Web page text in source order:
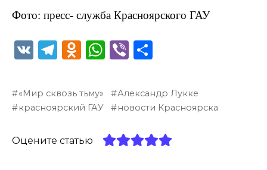
Фото: пресс- служба Красноярского ГАУ
V
T
e
g
m
O
n
o
a
W
a
ts
p
Vi
er п
р
в
«Мир сквозь тьму»
Александр Лукке
красноярский ГАУ
новости Красноярска
Оцените статью